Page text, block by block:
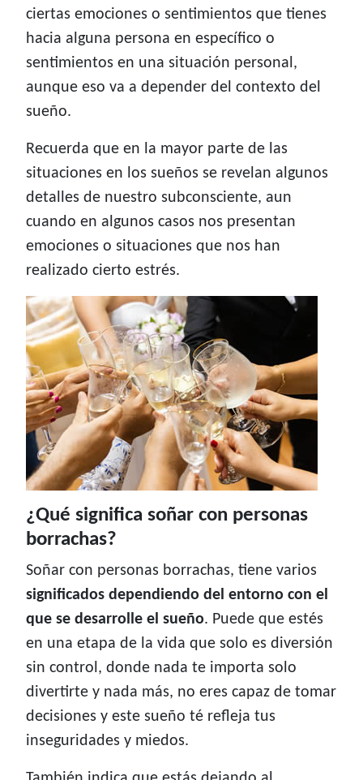
ciertas emociones o sentimientos que tienes
hacia alguna persona en específico o
sentimientos en una situación personal,
aunque eso va a depender del contexto del
sueño.
Recuerda que en la mayor parte de las
situaciones en los sueños se revelan algunos
detalles de nuestro subconsciente, aun
cuando en algunos casos nos presentan
emociones o situaciones que nos han
realizado cierto estrés.
¿Qué significa soñar con personas
borrachas?
Soñar con personas borrachas, tiene varios
significados dependiendo del entorno con el
que se desarrolle el sueño. Puede que estés
en una etapa de la vida que solo es diversión
sin control, donde nada te importa solo
divertirte y nada más, no eres capaz de tomar
decisiones y este sueño té refleja tus
inseguridades y miedos.